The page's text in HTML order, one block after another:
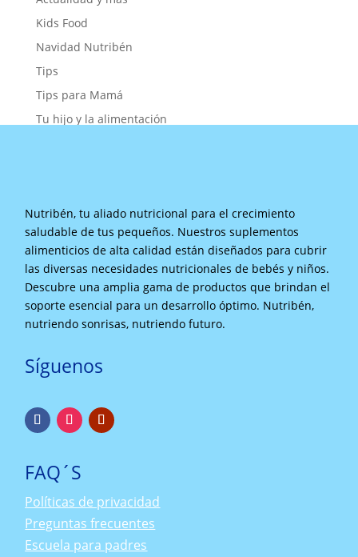
Kids Food
Navidad Nutribén
Tips
Tips para Mamá
Tu hijo y la alimentación
Nutribén, tu aliado nutricional para el crecimiento
saludable de tus pequeños. Nuestros suplementos
alimenticios de alta calidad están diseñados para cubrir
las diversas necesidades nutricionales de bebés y niños.
Descubre una amplia gama de productos que brindan el
soporte esencial para un desarrollo óptimo. Nutribén,
nutriendo sonrisas, nutriendo futuro.
Síguenos
FAQ´S
Políticas de privacidad
Preguntas frecuentes
Escuela para padres